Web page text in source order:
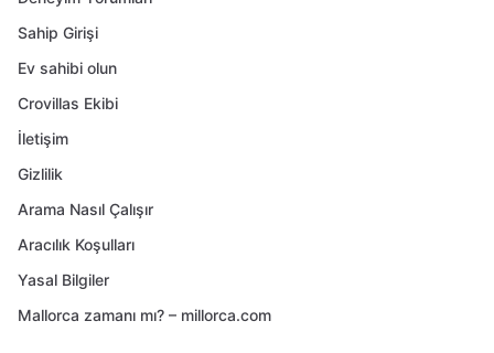
Sahip Girişi
Ev sahibi olun
Crovillas Ekibi
İletişim
Gizlilik
Arama Nasıl Çalışır
Aracılık Koşulları
Yasal Bilgiler
Mallorca zamanı mı? – millorca.com